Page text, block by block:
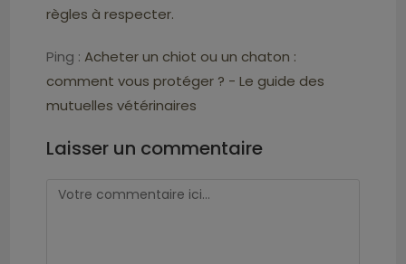
règles à respecter.
Ping :Acheter un chiot ou un chaton :
comment vous protéger ? - Le guide des
mutuelles vétérinaires
Laisser un commentaire